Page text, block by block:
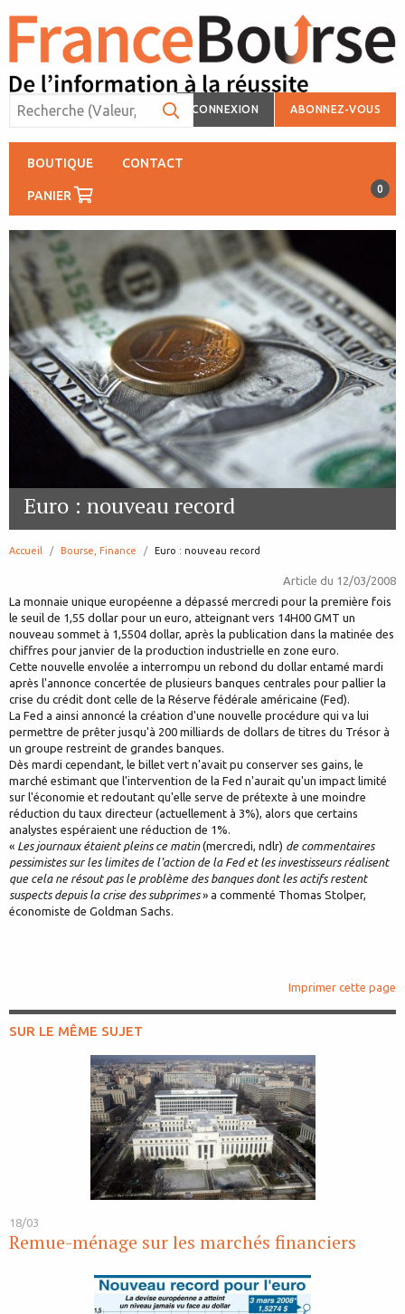
CONNEXION ABONNEZ-VOUS
BOUTIQUE CONTACT
PANIER 0
Euro : nouveau record
Accueil Bourse, Finance page:
Euro : nouveau record
Article du 12/03/2008
La monnaie unique européenne a dépassé mercredi pour la première fois
le seuil de 1,55 dollar pour un euro, atteignant vers 14H00 GMT un
nouveau sommet à 1,5504 dollar, après la publication dans la matinée des
chiffres pour janvier de la production industrielle en zone euro.
Cette nouvelle envolée a interrompu un rebond du dollar entamé mardi
après l'annonce concertée de plusieurs banques centrales pour pallier la
crise du crédit dont celle de la Réserve fédérale américaine (Fed).
La Fed a ainsi annoncé la création d'une nouvelle procédure qui va lui
permettre de prêter jusqu'à 200 milliards de dollars de titres du Trésor à
un groupe restreint de grandes banques.
Dès mardi cependant, le billet vert n'avait pu conserver ses gains, le
marché estimant que l'intervention de la Fed n'aurait qu'un impact limité
sur l'économie et redoutant qu'elle serve de prétexte à une moindre
réduction du taux directeur (actuellement à 3%), alors que certains
analystes espéraient une réduction de 1%.
« Les journaux étaient pleins ce matin(mercredi, ndlr) de commentaires
pessimistes sur les limites de l'action de la Fed et les investisseurs réalisent
que cela ne résout pas le problème des banques dont les actifs restent
suspects depuis la crise des subprimes» a commenté Thomas Stolper,
économiste de Goldman Sachs.
Imprimer cette page
SUR LE MÊME SUJET
18/03
Remue-ménage sur les marchés financiers